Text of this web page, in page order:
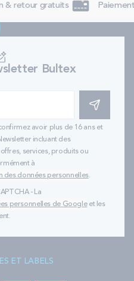
& retour gratuits
Bultex
S'INSCRIRE
avoir plus de 16 ans et
incluant des
services, produits ou
à
des données personnelles.
- La
personnelles de Googleet les
ET LABELS